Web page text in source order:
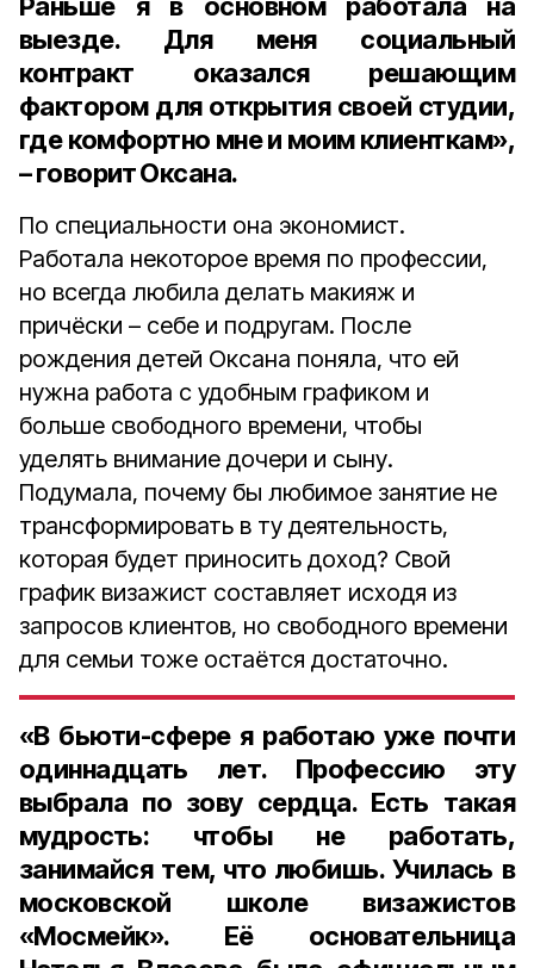
выезде. Для меня социальный
контракт оказался решающим
фактором для открытия своей студии,
где комфортно мне и моим клиенткам»,
– говорит Оксана.
По специальности она экономист.
Работала некоторое время по профессии,
но всегда любила делать макияж и
причёски – себе и подругам. После
рождения детей Оксана поняла, что ей
нужна работа с удобным графиком и
больше свободного времени, чтобы
уделять внимание дочери и сыну.
Подумала, почему бы любимое занятие не
трансформировать в ту деятельность,
которая будет приносить доход? Свой
график визажист составляет исходя из
запросов клиентов, но свободного времени
для семьи тоже остаётся достаточно.
«В бьюти-сфере я работаю уже почти
одиннадцать лет. Профессию эту
выбрала по зову сердца. Есть такая
мудрость: чтобы не работать,
занимайся тем, что любишь. Училась в
московской школе визажистов
«Мосмейк». Её основательница